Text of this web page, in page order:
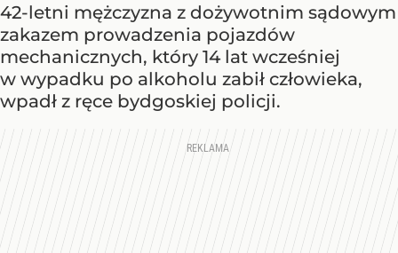
42-letni mężczyzna z dożywotnim sądowym
zakazem prowadzenia pojazdów
mechanicznych, który 14 lat wcześniej
w wypadku po alkoholu zabił człowieka,
wpadł z ręce bydgoskiej policji.